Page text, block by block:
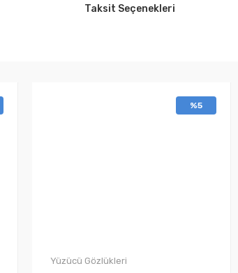
Taksit Seçenekleri
%5
Yüzücü Gözlükleri